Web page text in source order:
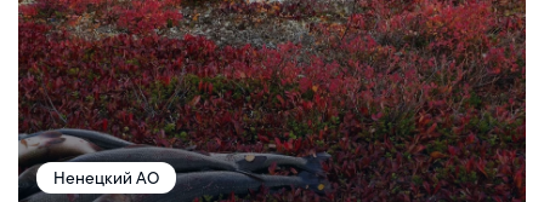
Ненецкий АО